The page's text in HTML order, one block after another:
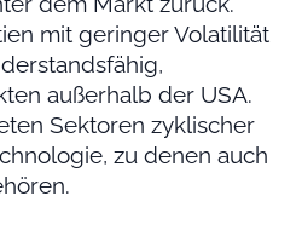
mit geringer Volatilität
außerhalb der USA.
Sektoren zyklischer
zu denen auch